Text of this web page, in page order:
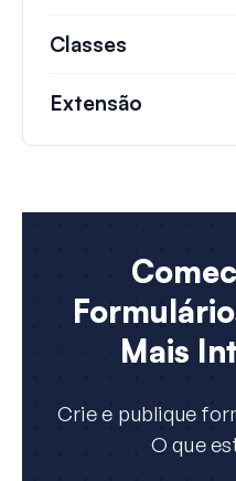
Classes
Extensão
Mais
Crie e publique
O que